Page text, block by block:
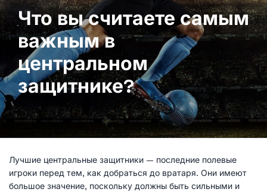
Что вы считаете самым
важным в
центральном
защитнике?
Лучшие центральные защитники — последние полевые
игроки перед тем, как добраться до вратаря. Они имеют
большое значение, поскольку должны быть сильными и